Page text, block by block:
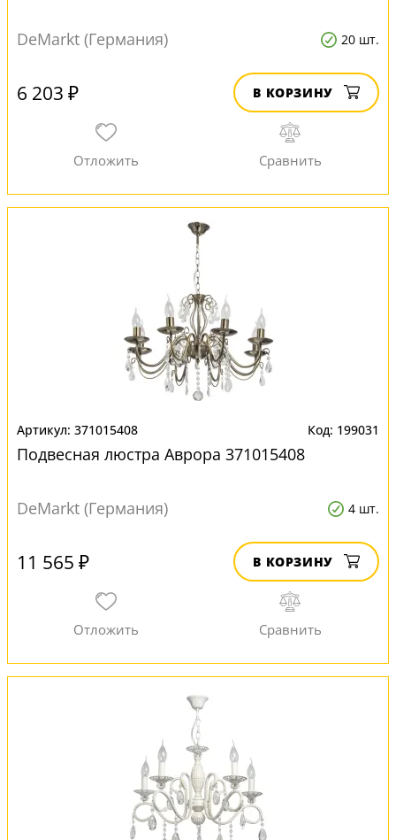
DeMarkt (Германия) 20 шт.
6 203 ₽ В КОРЗИНУ
371015408 199031
Подвесная люстра Аврора 371015408
DeMarkt (Германия) 4 шт.
11 565 ₽ В КОРЗИНУ